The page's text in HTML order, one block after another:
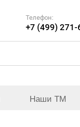
Телефон:
+7 (499) 271-
Наши ТМ